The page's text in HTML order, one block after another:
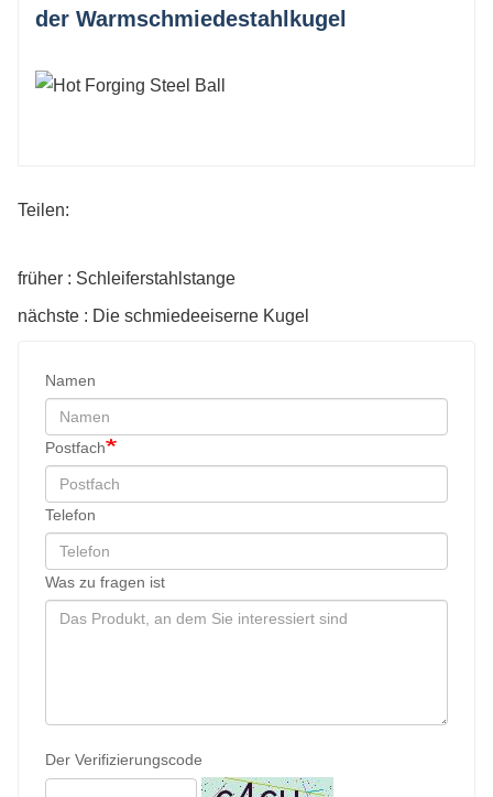
der Warmschmiedestahlkugel
Teilen:
früher : Schleiferstahlstange
nächste : Die schmiedeeiserne Kugel
Namen
Postfach
Telefon
Was zu fragen ist
Der Verifizierungscode